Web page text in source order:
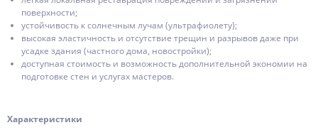
поверхности;
устойчивость к солнечным лучам (ультрафиолету);
высокая эластичность и отсутствие трещин и разрывов даже при
усадке здания (частного дома, новостройки);
доступная стоимость и возможность дополнительной экономии на
подготовке стен и услугах мастеров.
Характеристики